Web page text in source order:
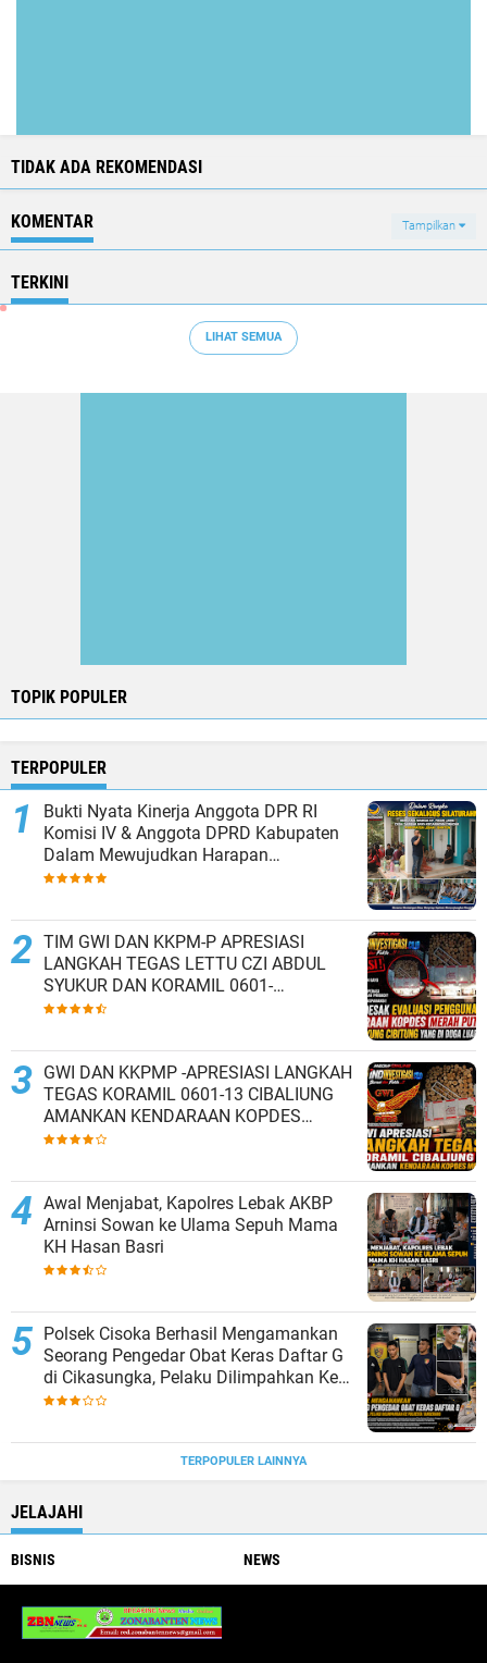
TIDAK ADA REKOMENDASI
KOMENTAR Tampilkan
TERKINI
LIHAT SEMUA
TOPIK POPULER
TERPOPULER
Bukti Nyata Kinerja Anggota DPR RI
Komisi IV & Anggota DPRD Kabupaten
Dalam Mewujudkan Harapan
Masyarakat
TIM GWI DAN KKPM-P APRESIASI
LANGKAH TEGAS LETTU CZI ABDUL
SYUKUR DAN KORAMIL 0601-
13/CIBALIUNG AMANKAN KENDARAAN
GWI DAN KKPMP -APRESIASI LANGKAH
TEGAS KORAMIL 0601-13 CIBALIUNG
AMANKAN KENDARAAN KOPDES
MERAH PUTIH
Awal Menjabat, Kapolres Lebak AKBP
Arninsi Sowan ke Ulama Sepuh Mama
KH Hasan Basri
Polsek Cisoka Berhasil Mengamankan
Seorang Pengedar Obat Keras Daftar G
di Cikasungka, Pelaku Dilimpahkan Ke
Polresta Tangerang
TERPOPULER LAINNYA
JELAJAHI
BISNIS NEWS